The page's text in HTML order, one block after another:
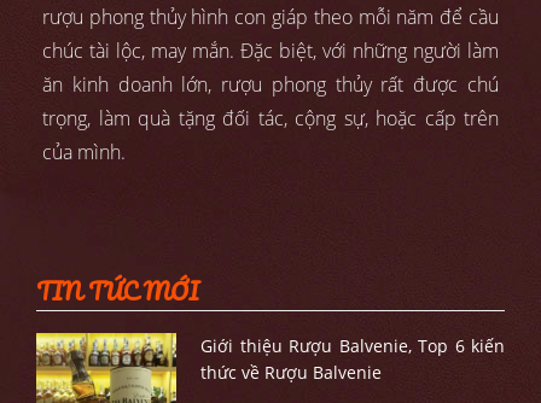
rượu phong thủy hình con giáp theo mỗi năm để cầu
chúc tài lộc, may mắn. Đặc biệt, với những người làm
ăn kinh doanh lớn, rượu phong thủy rất được chú
trọng, làm quà tặng đối tác, cộng sự, hoặc cấp trên
của mình.
TIN TỨC MỚI
Giới thiệu Rượu Balvenie, Top 6 kiến
thức về Rượu Balvenie